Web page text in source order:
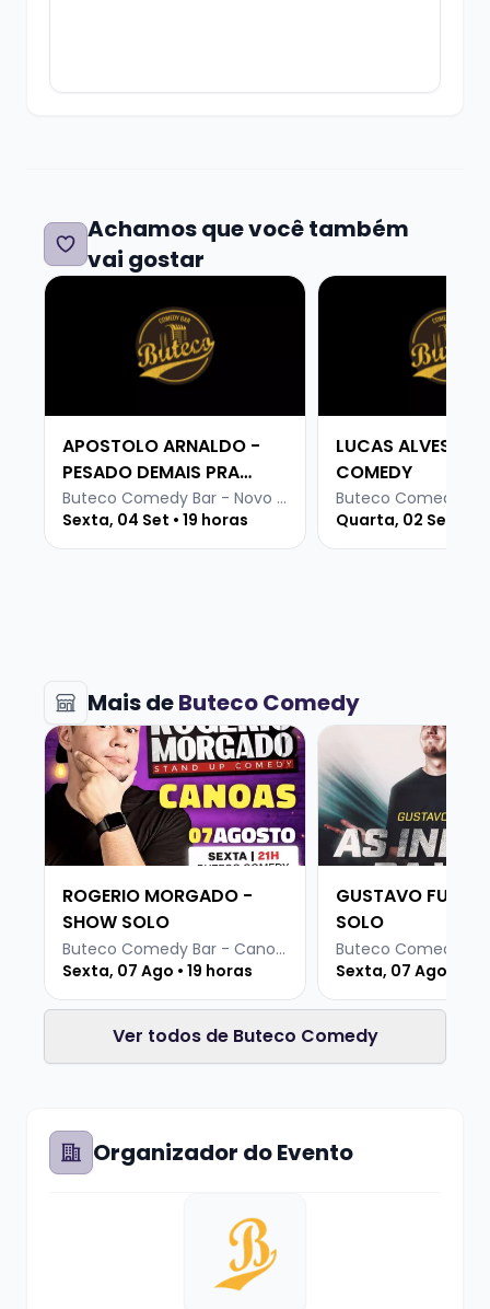
com 24h de antecedência para o show, e de
acordo com a política de cancelamento do
Tri.rs
Os ingressos têm validade até o início do
show.
Achamos que você também
vai gostar
Veja mais sobre APOSTOLO ARNALDO - PESADO
APOSTOLO ARNALDO -
PESADO DEMAIS PRA
INTERNET
Buteco Comedy Bar - Novo Hamburgo
Sexta, 04 Set • 19 horas
Veja mais sobre
LUCAS ALVES -
COMEDY
Quarta, 02 Set • 19
Mais deButeco Comedy
Veja mais sobre ROGERIO MORGADO - SHOW SOLO
ROGERIO MORGADO -
SHOW SOLO
Buteco Comedy Bar - Canoas
Sexta, 07 Ago • 19 horas
Veja mais sobre
GUSTAVO
SOLO
Sexta, 07 Ago • 19
Ver todos de Buteco Comedy
Organizador do Evento